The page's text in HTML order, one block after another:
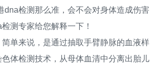
检测那么准，会不会对身体造成伤害
测专家给您解释一下！
来说，是通过抽取手臂静脉的血液样
体检测技术，从母体血清中分离出胎儿